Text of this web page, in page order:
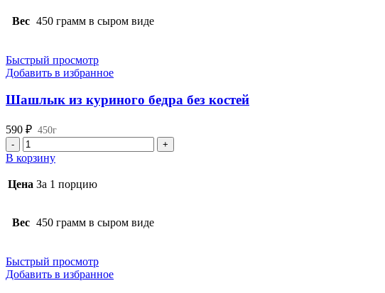
Вес 450 грамм в сыром виде
Быстрый просмотр
Добавить в избранное
Шашлык из куриного бедра без костей
590 ₽ 450г
Количество
товара
Шашлык
из
без
В корзину
Цена За 1 порцию
Вес 450 грамм в сыром виде
Быстрый просмотр
Добавить в избранное